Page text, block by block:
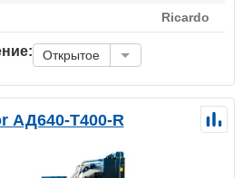
Ricardo
Открытое
АД640-Т400-R